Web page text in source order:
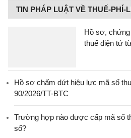
TIN PHÁP LUẬT VỀ THUẾ-PHÍ-
Hồ sơ,
thuế điện tử
Hồ sơ chấm dứt hiệu lực mã số
90/2026/TT-BTC
Trường hợp nào được cấp mã số
số?